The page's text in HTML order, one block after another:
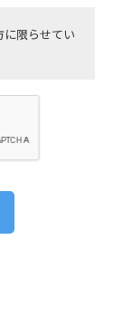
限らせてい